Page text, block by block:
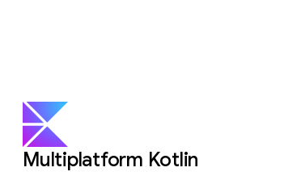
Multiplatform Kotlin